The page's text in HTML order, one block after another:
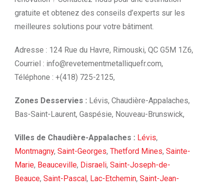
gratuite et obtenez des conseils d’experts sur les
meilleures solutions pour votre bâtiment.
Adresse : 124 Rue du Havre, Rimouski, QC G5M 1Z6,
Courriel : info@revetementmetalliquefr.com,
Téléphone : +(418) 725-2125,
Zones Desservies : Lévis, Chaudière-Appalaches,
Bas-Saint-Laurent, Gaspésie, Nouveau-Brunswick,
Villes de Chaudière-Appalaches : Lévis,
Montmagny, Saint-Georges, Thetford Mines, Sainte-
Marie, Beauceville, Disraeli, Saint-Joseph-de-
Beauce, Saint-Pascal , Lac-Etchemin, Saint-Jean-